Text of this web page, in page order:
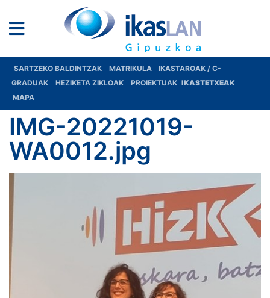
SARTZEKO BALDINTZAK MATRIKULA
IKASTAROAK / C-
GRADUAK
HEZIKETA ZIKLOAK PROIEKTUAK IKASTETXEAK
MAPA
IMG-20221019-
WA0012.jpg